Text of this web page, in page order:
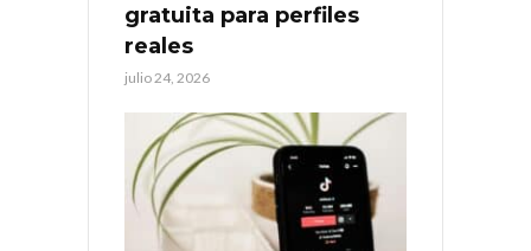
gratuita para perfiles
reales
julio 24, 2026